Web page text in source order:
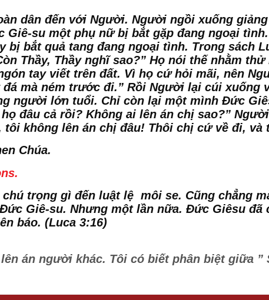
dân đến với Người. Người ngồi xuống
su một phụ nữ bị bắt gặp đang ngoại
bị bắt quả tang đang ngoại tình. Trong sách
Thầy, Thầy nghĩ sao?” Họ nói thế nhằm
tay viết trên đất. Vì họ cứ hỏi mãi, nên
mà ném trước đi.” Rồi Người lại cúi xuống
người lớn tuổi. Chỉ còn lại một mình Đức
đâu cả rồi? Không ai lên án chị sao?”
không lên án chị đâu! Thôi chị cứ về đi,
Chúa.
trọng gì đến luật lệ môi se. Cũng chẳng
Giê-su. Nhưng một lần nữa. Đức Giêsu đã
báo. (Luca 3:16)
án người khác. Tôi có biết phân biệt giữa